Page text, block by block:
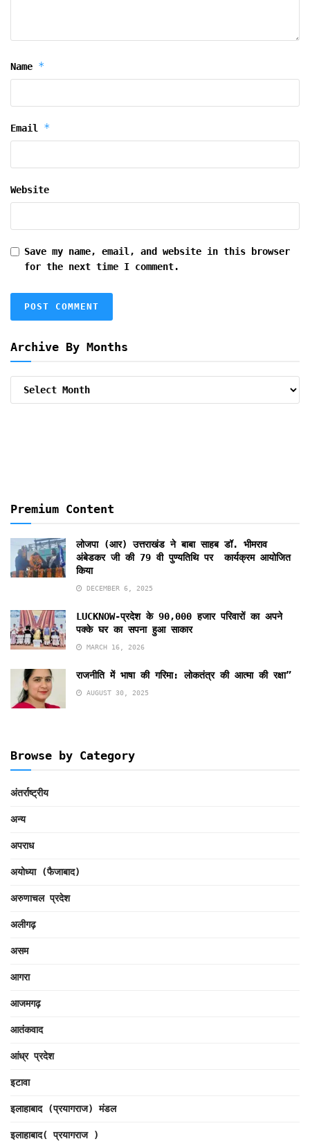
Name *
Email *
Website
Save my name, email, and website in this browser
for the next time I comment.
Archive By Months
Premium Content
लोजपा (आर) उत्तराखंड ने बाबा साहब डॉ. भीमराव
अंबेडकर जी की 79 वी पुण्यतिथि पर कार्यक्रम आयोजित
किया
DECEMBER 6, 2025
LUCKNOW-प्रदेश के 90,000 हजार परिवारों का अपने
पक्के घर का सपना हुआ साकार
MARCH 16, 2026
राजनीति में भाषा की गरिमा: लोकतंत्र की आत्मा की रक्षा”
AUGUST 30, 2025
Browse by Category
अंतर्राष्ट्रीय
अन्य
अपराध
अयोध्या (फैजाबाद)
अरुणाचल प्रदेश
अलीगढ़
असम
आगरा
आजमगढ़
आतंकवाद
आंध्र प्रदेश
इटावा
इलाहाबाद (प्रयागराज) मंडल
इलाहाबाद( प्रयागराज )